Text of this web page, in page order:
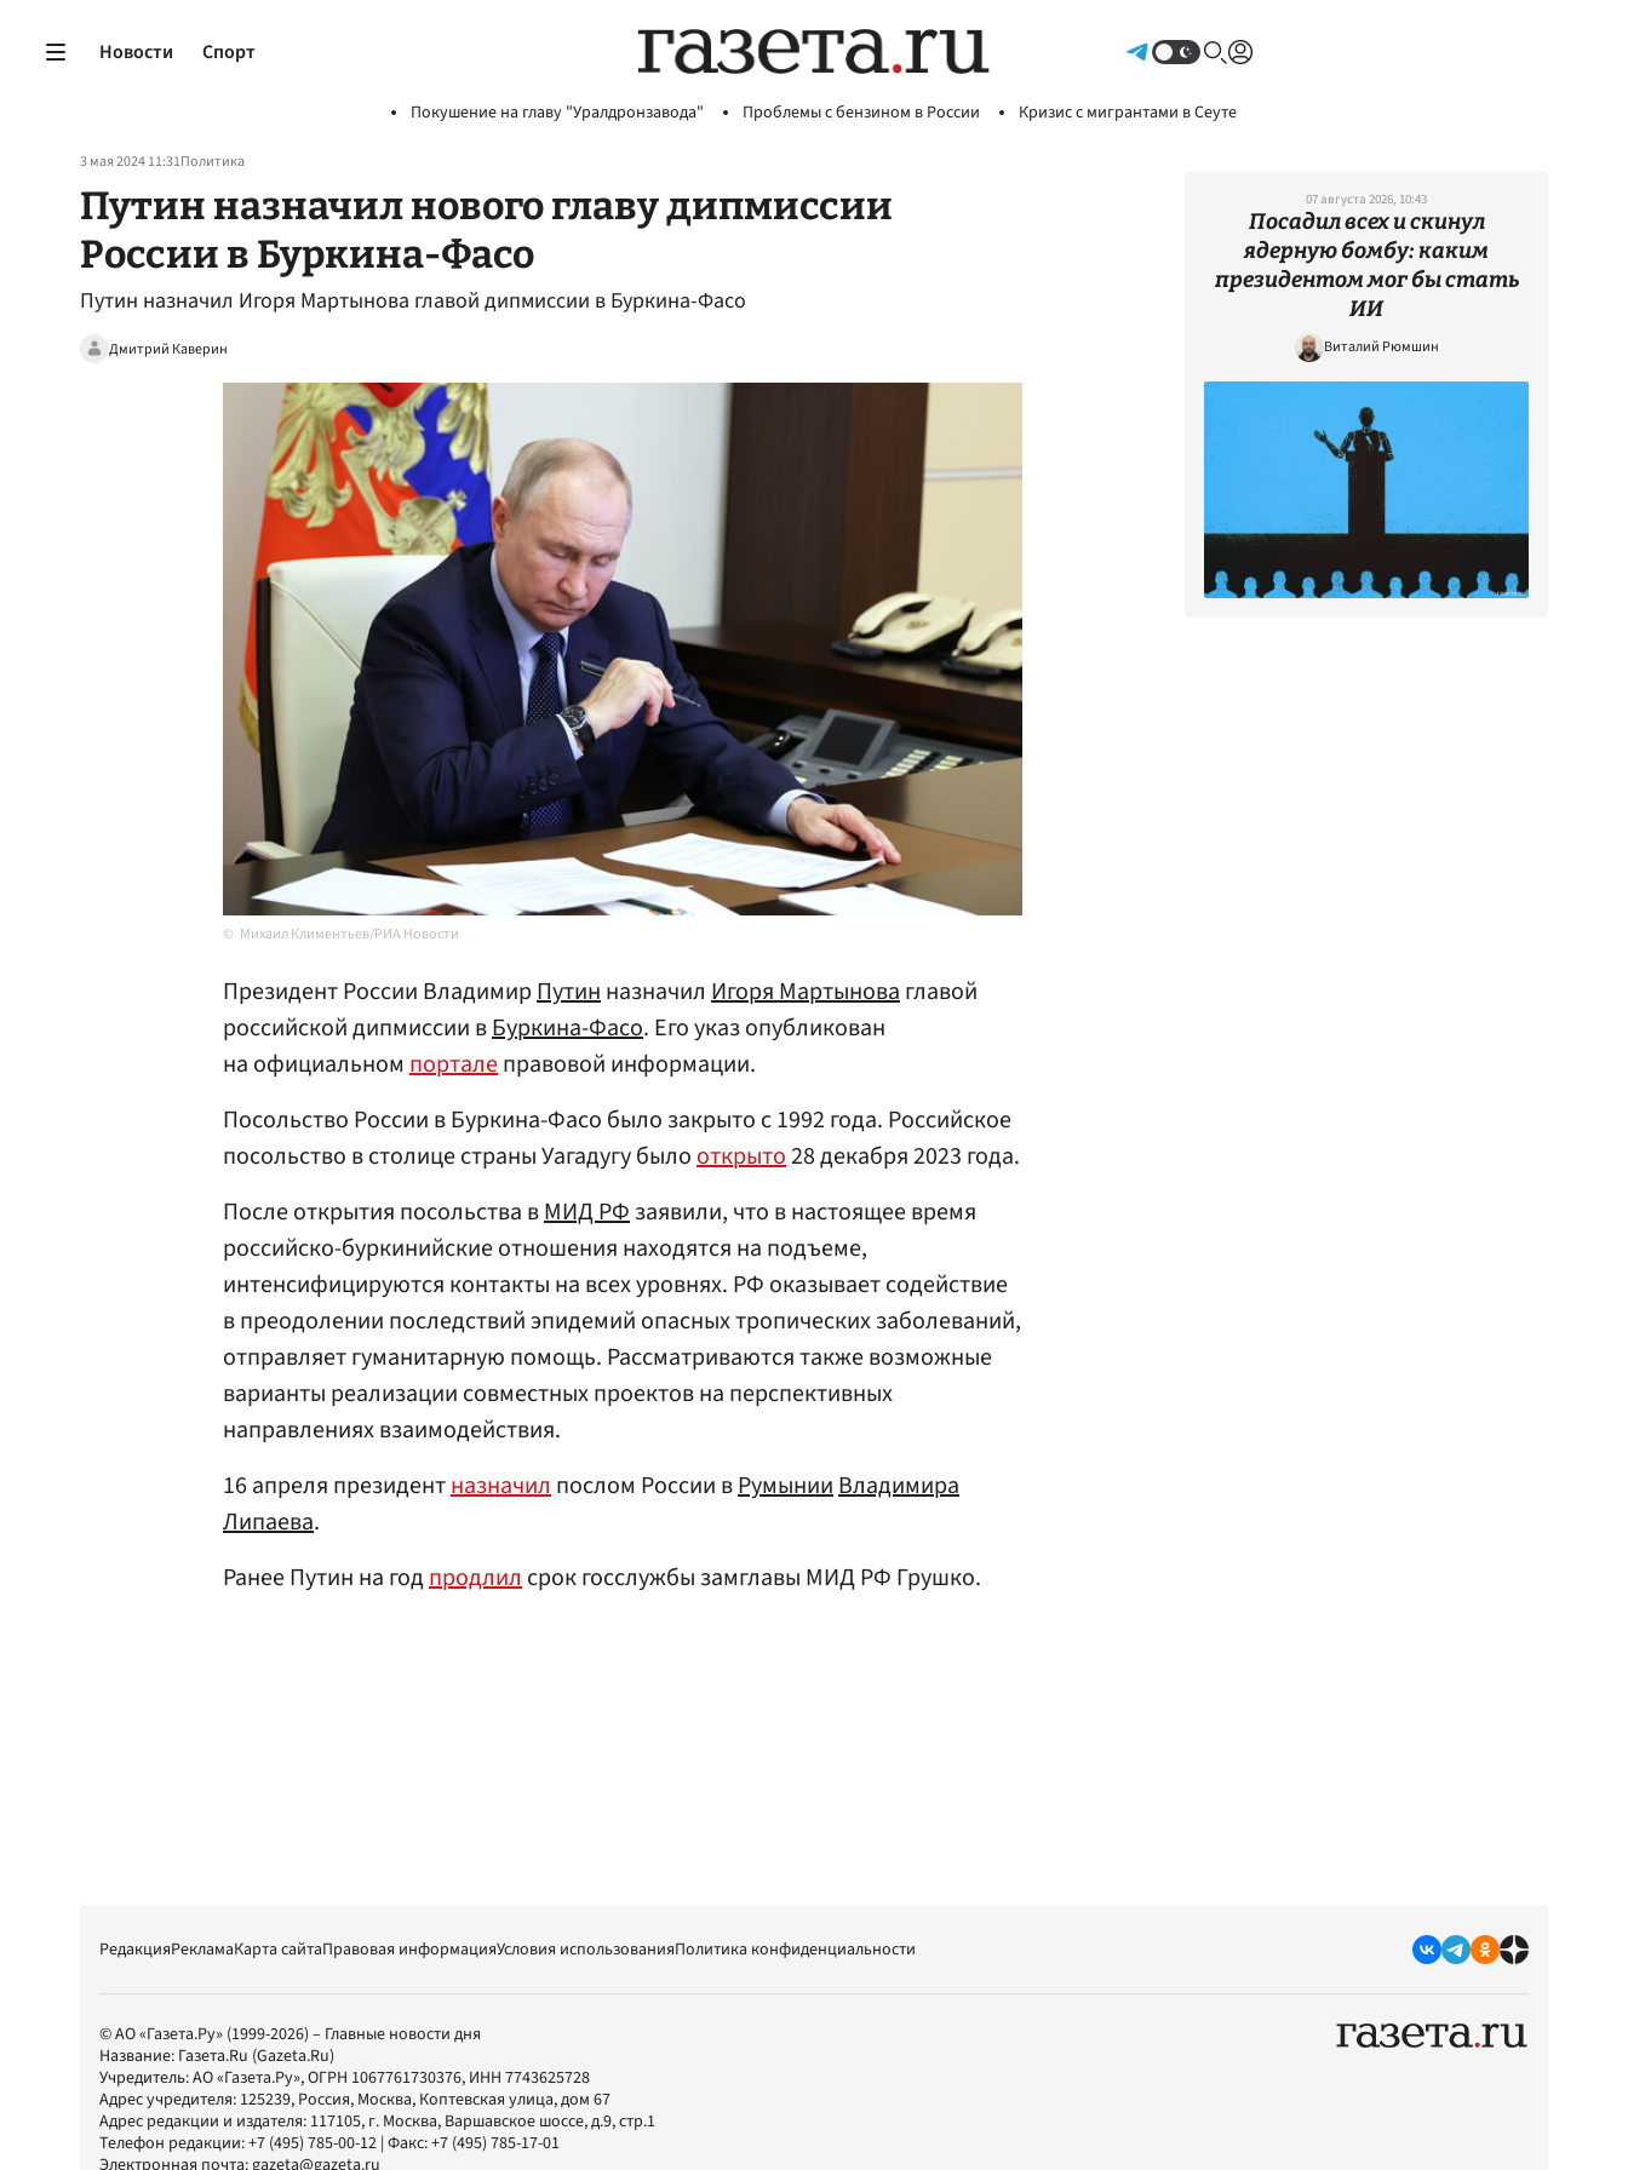
Новости Спорт
Покушение на главу "Уралдронзавода" Проблемы с бензином в России Кризис с мигрантами в Сеуте
3 мая 2024 11:31Политика
Путин назначил нового главу дипмиссии
России в Буркина-Фасо
Путин назначил Игоря Мартынова главой дипмиссии в Буркина-Фасо
Дмитрий Каверин
Михаил Климентьев/РИА Новости
Президент России ВладимирПутинназначил Игоря Мартыноваглавой
российской дипмиссии вБуркина-Фасо. Его указ опубликован
на официальном порталеправовой информации.
Посольство России в Буркина-Фасо было закрыто с 1992 года. Российское
посольство в столице страны Уагадугу былооткрыто28 декабря 2023 года.
После открытия посольства вМИДРФзаявили, что в настоящее время
российско-буркинийские отношения находятся на подъеме,
интенсифицируются контакты на всех уровнях. РФ оказывает содействие
в преодолении последствий эпидемий опасных тропических заболеваний,
отправляет гуманитарную помощь. Рассматриваются также возможные
варианты реализации совместных проектов на перспективных
направлениях взаимодействия.
16 апреля президентназначилпослом России вРумынииВладимира
Липаева.
Ранее Путин на годпродлилсрок госслужбы замглавы МИД РФ Грушко.
07 августа 2026, 10:43
Посадил всех и скинул
ядерную бомбу: каким
президентом мог бы стать
ИИ
Виталий Рюмшин
РедакцияРекламаКарта сайтаПравовая информацияУсловия использованияПолитика конфиденциальности
© АО «Газета.Ру» (1999-2026) – Главные новости дня
Название: Газета.Ru (Gazeta.Ru)
Учредитель:АО «Газета.Ру», ОГРН 1067761730376, ИНН 7743625728
Адрес учредителя: 125239, Россия, Москва, Коптевская улица, дом 67
Адрес редакции и издателя: 117105, г. Москва, Варшавское шоссе, д.9, стр.1
Телефон редакции:+7 (495) 785-00-12 | Факс:+7 (495) 785-17-01
Электронная почта: gazeta@gazeta.ru